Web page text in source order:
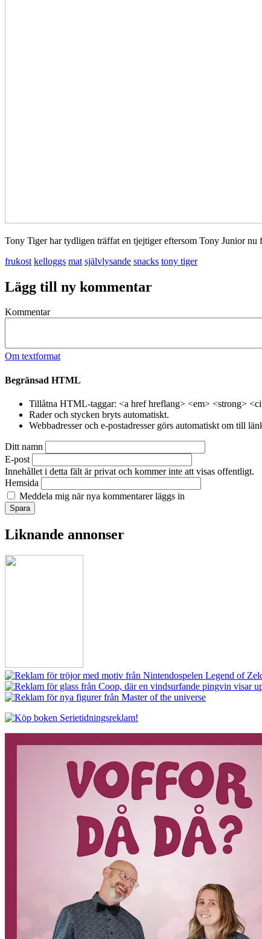
Tony Tiger har tydligen träffat en tjejtiger eftersom Tony Junior
frukost kelloggs mat självlysande snacks tony tiger
Lägg till ny kommentar
Kommentar
Om textformat
Begränsad HTML
Tillåtna HTML-taggar: <a href hreflang> <em> <strong>
Rader och stycken bryts automatiskt.
Webbadresser och e-postadresser görs automatiskt om till
Ditt namn
E-post
Innehållet i detta fält är privat och kommer inte att visas offentligt.
Hemsida
Meddela mig när nya kommentarer läggs in
Liknande annonser